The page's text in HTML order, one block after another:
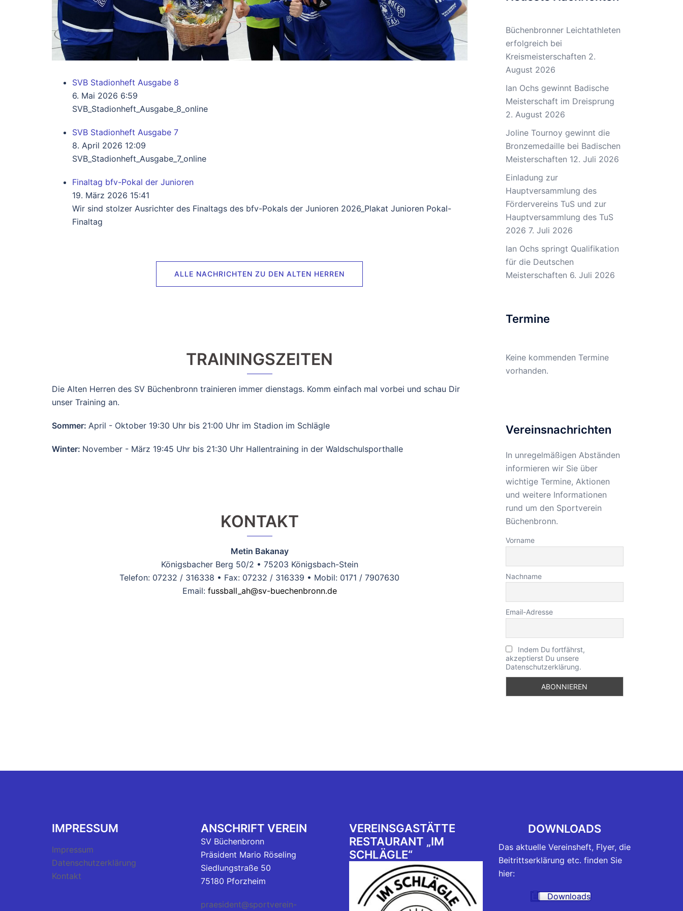
SVB Stadionheft Ausgabe 8
6. Mai 2026 6:59
SVB_Stadionheft_Ausgabe_8_online
SVB Stadionheft Ausgabe 7
8. April 2026 12:09
SVB_Stadionheft_Ausgabe_7_online
Finaltag bfv-Pokal der Junioren
19. März 2026 15:41
Wir sind stolzer Ausrichter des Finaltags des bfv-Pokals der Junioren 2026_Plakat Junioren Pokal-
Finaltag
ALLE NACHRICHTEN ZU DEN ALTEN HERREN
TRAININGSZEITEN
Die Alten Herren des SV Büchenbronn trainieren immer dienstags. Komm einfach mal vorbei und schau Dir
unser Training an.
Sommer: April - Oktober 19:30 Uhr bis 21:00 Uhr im Stadion im Schlägle
Winter: November - März 19:45 Uhr bis 21:30 Uhr Hallentraining in der Waldschulsporthalle
KONTAKT
Metin Bakanay
Königsbacher Berg 50/2 • 75203 Königsbach-Stein
Telefon: 07232 / 316338 • Fax: 07232 / 316339 • Mobil: 0171 / 7907630
Email: fussball_ah@sv-buechenbronn.de
Büchenbronner Leichtathleten
erfolgreich bei
Kreismeisterschaften 2.
August 2026
Ian Ochs gewinnt Badische
Meisterschaft im Dreisprung
2. August 2026
Joline Tournoy gewinnt die
Bronzemedaille bei Badischen
Meisterschaften 12. Juli 2026
Einladung zur
Hauptversammlung des
Fördervereins TuS und zur
Hauptversammlung des TuS
2026 7. Juli 2026
Ian Ochs springt Qualifikation
für die Deutschen
Meisterschaften 6. Juli 2026
Termine
Keine kommenden Termine
vorhanden.
Vereinsnachrichten
In unregelmäßigen Abständen
informieren wir Sie über
wichtige Termine, Aktionen
und weitere Informationen
rund um den Sportverein
Büchenbronn.
Vorname
Nachname
Email-Adresse
Indem Du fortfährst,
akzeptierst Du unsere
Datenschutzerklärung.
IMPRESSUM
Impressum
Datenschutzerklärung
Kontakt
ANSCHRIFT VEREIN
SV Büchenbronn
Präsident Mario Röseling
Siedlungstraße 50
75180 Pforzheim
praesident@sportverein-
VEREINSGASTÄTTE
RESTAURANT „IM
SCHLÄGLE“
DOWNLOADS
Das aktuelle Vereinsheft, Flyer, die
Beitrittserklärung etc. finden Sie
hier:
Downloads